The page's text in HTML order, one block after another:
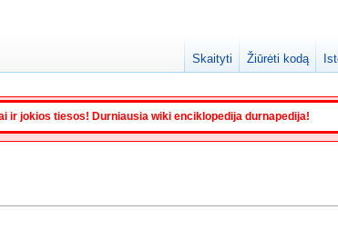
ir jokios tiesos! Durniausia wiki enciklopedija durnapedija!
Skaityti Žiūrėti kodą